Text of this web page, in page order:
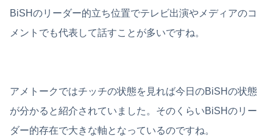
BiSHのリーダー的立ち位置でテレビ出演やメディアのコ
メントでも代表して話すことが多いですね。
アメトークではチッチの状態を見れば今日のBiSHの状態
が分かると紹介されていました。そのくらいBiSHのリー
ダー的存在で大きな軸となっているのですね。